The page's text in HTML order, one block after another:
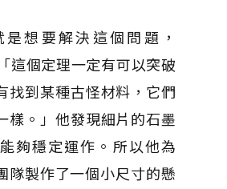
是想要解決這個問題，
這個定理一定有可以突破
找到某種古怪材料，它們
樣。」他發現細片的石墨
夠穩定運作。所以他為
隊製作了一個小尺寸的懸